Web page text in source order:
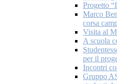
Progetto
Marco
corsa
Visita al
A scuola
per il
Incontri
Gruppo